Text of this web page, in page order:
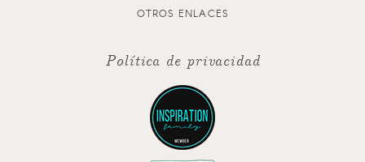
OTROS ENLACES
Política de privacidad